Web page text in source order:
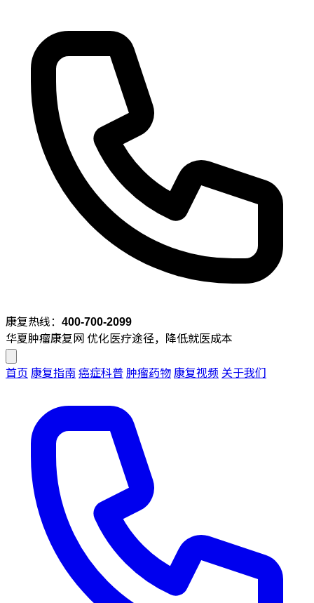
康复热线： 400-700-2099
华夏肿瘤康复网 优化医疗途径，降低就医成本
首页 康复指南癌症科普肿瘤药物康复视频 关于我们